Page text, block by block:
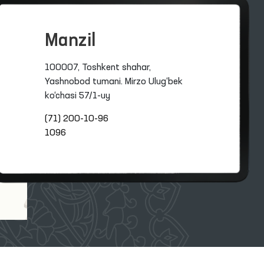
Manzil
100007, Toshkent shahar,
Yashnobod tumani. Mirzo Ulug‘bek
ko‘chasi 57/1-uy
(71) 200-10-96
1096